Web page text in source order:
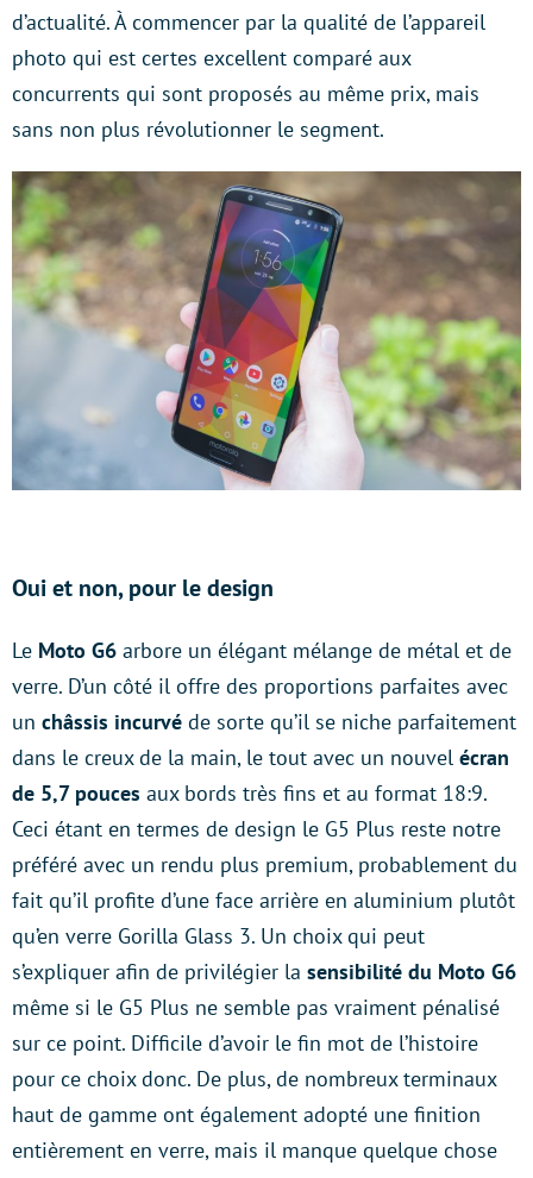
d’actualité. À commencer par la qualité de l’appareil
photo qui est certes excellent comparé aux
concurrents qui sont proposés au même prix, mais
sans non plus révolutionner le segment.
Oui et non, pour le design
Le Moto G6 arbore un élégant mélange de métal et de
verre. D’un côté il offre des proportions parfaites avec
un châssis incurvé de sorte qu’il se niche parfaitement
dans le creux de la main, le tout avec un nouvel écran
de 5,7 pouces aux bords très fins et au format 18:9.
Ceci étant en termes de design le G5 Plus reste notre
préféré avec un rendu plus premium, probablement du
fait qu’il profite d’une face arrière en aluminium plutôt
qu’en verre Gorilla Glass 3. Un choix qui peut
s’expliquer afin de privilégier la sensibilité du Moto G6
même si le G5 Plus ne semble pas vraiment pénalisé
sur ce point. Difficile d’avoir le fin mot de l’histoire
pour ce choix donc. De plus, de nombreux terminaux
haut de gamme ont également adopté une finition
entièrement en verre, mais il manque quelque chose